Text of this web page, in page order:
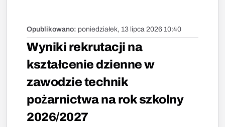
Opublikowano: poniedziałek, 13 lipca 2026 10:40
Wyniki rekrutacji na
kształcenie dzienne w
zawodzie technik
pożarnictwa na rok szkolny
2026/2027